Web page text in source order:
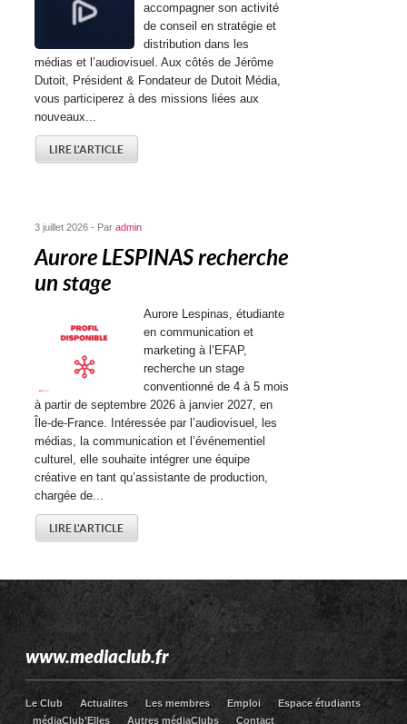
accompagner son activité
de conseil en stratégie et
distribution dans les
médias et l’audiovisuel. Aux côtés de Jérôme
Dutoit, Président & Fondateur de Dutoit Média,
vous participerez à des missions liées aux
nouveaux...
LIRE L'ARTICLE
3 juillet 2026 - Paradmin
Aurore LESPINAS recherche
un stage
Aurore Lespinas, étudiante
en communication et
marketing à l’EFAP,
recherche un stage
conventionné de 4 à 5 mois
à partir de septembre 2026 à janvier 2027, en
Île-de-France. Intéressée par l’audiovisuel, les
médias, la communication et l’événementiel
culturel, elle souhaite intégrer une équipe
créative en tant qu’assistante de production,
chargée de...
LIRE L'ARTICLE
www.mediaclub.fr
Le Club Actualites Les membres Emploi
Espace étudiants
médiaClub’Elles
Autres médiaClubs Contact